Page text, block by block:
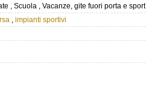
, Scuola , Vacanze, gite fuori porta e sport
, impianti sportivi